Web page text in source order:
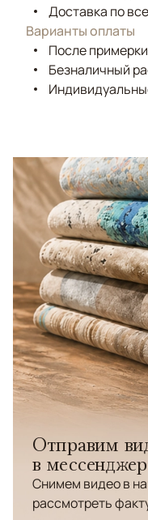
Доставка по
Варианты оплаты
После
Безналичный
Отправим
в мессенджер
Снимем видео в
рассмотреть